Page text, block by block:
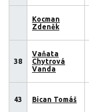
Kocman
Zdeněk
38
Vaňata
Chytrová
Vanda
43 Bican Tomáš